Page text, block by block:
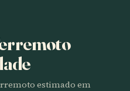
estimado em